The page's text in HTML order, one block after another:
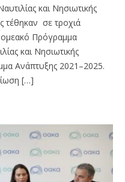
και Νησιωτικής
τέθηκαν σε τροχιά
Πρόγραμμα
και Νησιωτικής
Ανάπτυξης 2021–2025.
[…]